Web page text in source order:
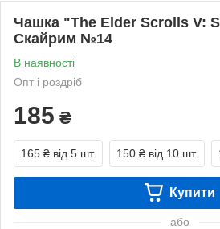
Чашка "The Elder Scrolls V:
Скайрим №14
В наявності
Опт і роздріб
185 ₴
165 ₴ від 5 шт. 150 ₴ від 10 шт.
Купити
або